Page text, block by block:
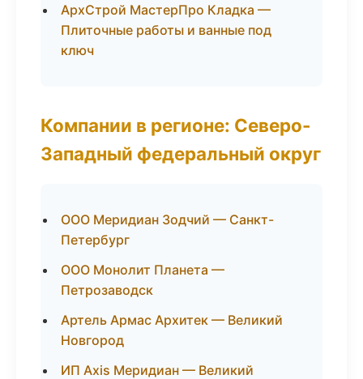
АрхСтрой МастерПро Кладка —
Плиточные работы и ванные под
ключ
Компании в регионе: Северо-
Западный федеральный округ
ООО Меридиан Зодчий — Санкт-
Петербург
ООО Монолит Планета —
Петрозаводск
Артель Армас Архитек — Великий
Новгород
ИП Axis Меридиан — Великий